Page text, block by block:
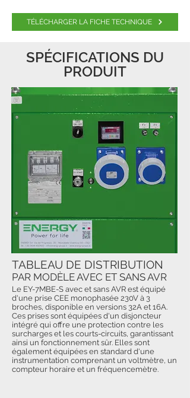
TÉLÉCHARGER LA FICHE TECHNIQUE
SPÉCIFICATIONS DU
PRODUIT
Le EY-7MBE-S avec et sans AVR est équipé
d'une prise CEE monophasée 230V à 3
broches, disponible en versions 32A et 16A.
Ces prises sont équipées d'un disjoncteur
intégré qui offre une protection contre les
surcharges et les courts-circuits, garantissant
ainsi un fonctionnement sûr. Elles sont
également équipées en standard d'une
instrumentation comprenant un voltmètre, un
compteur horaire et un fréquencemètre.
TABLEAU DE DISTRIBUTION
PAR MODÈLE AVEC ET SANS AVR